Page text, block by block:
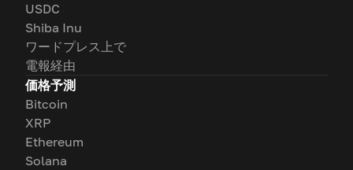
USDC
Shiba Inu
ワードプレス上で
電報経由
価格予測
Bitcoin
XRP
Ethereum
Solana